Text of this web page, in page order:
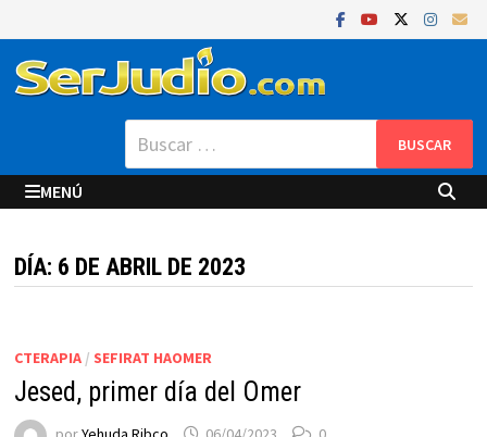
al
contenido
Buscar:
MENÚ
DÍA: 6 DE ABRIL DE 2023
CTERAPIA/ SEFIRAT HAOMER
Jesed, primer día del Omer